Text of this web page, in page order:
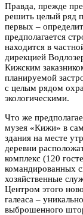
Правда, прежде
решить целый ряд
первых –
предполагается
находится в
дирекцией
Кижским
планируемой
с целым рядом
экологическими.
Что же
музея «Кижи» в
здания на месте
деревни
комплекс (120
командированных
хозяйственные
Центром этого
галеаса –
выброшенного